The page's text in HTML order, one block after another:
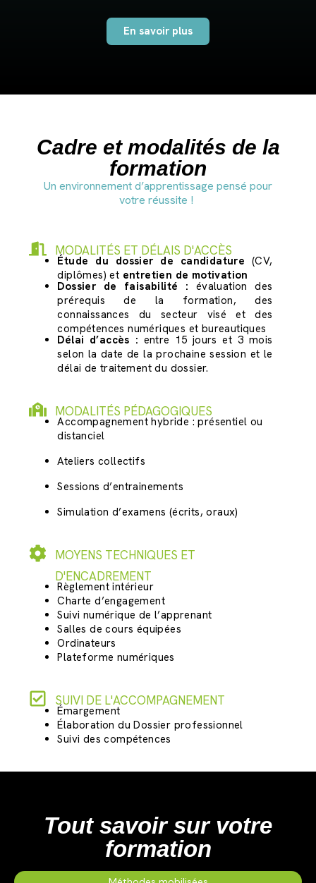
En savoir plus
Cadre et modalités de la
formation
Un environnement d’apprentissage pensé pour
votre réussite !
MODALITÉS ET DÉLAIS D'ACCÈS
Étude du dossier de candidature (CV,
diplômes) et entretien de motivation
Dossier de faisabilité : évaluation des
prérequis de la formation, des
connaissances du secteur visé et des
compétences numériques et bureautiques
Délai d’accès : entre 15 jours et 3 mois
selon la date de la prochaine session et le
délai de traitement du dossier.
MODALITÉS PÉDAGOGIQUES
Accompagnement hybride : présentiel ou
distanciel
Ateliers collectifs
Sessions d’entrainements
Simulation d’examens (écrits, oraux)
MOYENS TECHNIQUES ET
D'ENCADREMENT
Règlement intérieur
Charte d’engagement
Suivi numérique de l’apprenant
Salles de cours équipées
Ordinateurs
Plateforme numériques
SUIVI DE L'ACCOMPAGNEMENT
Émargement
Élaboration du Dossier professionnel
Suivi des compétences
Tout savoir sur votre
formation